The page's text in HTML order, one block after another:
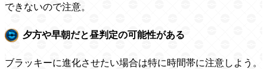
できないので注意。
夕方や早朝だと昼判定の可能性がある
ブラッキーに進化させたい場合は特に時間帯に注意しよう。